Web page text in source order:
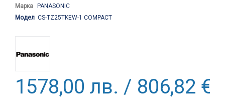
Марка PANASONIC
Модел CS-TZ25TKEW-1 COMPACT
1578,00 лв. / 806,82 €